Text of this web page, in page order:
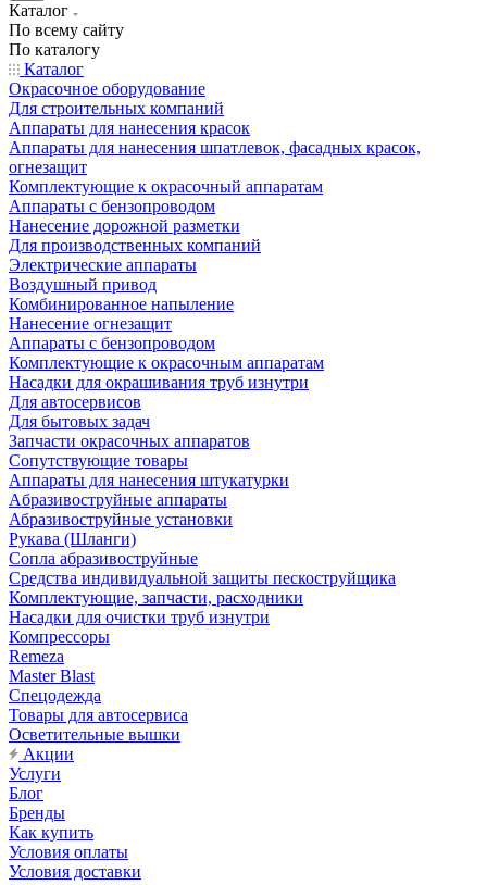
Каталог
По всему сайту
По каталогу
Каталог
Окрасочное оборудование
Для строительных компаний
Аппараты для нанесения красок
Аппараты для нанесения шпатлевок, фасадных красок,
огнезащит
Комплектующие к окрасочный аппаратам
Аппараты с бензопроводом
Нанесение дорожной разметки
Для производственных компаний
Электрические аппараты
Воздушный привод
Комбинированное напыление
Нанесение огнезащит
Аппараты с бензопроводом
Комплектующие к окрасочным аппаратам
Насадки для окрашивания труб изнутри
Для автосервисов
Для бытовых задач
Запчасти окрасочных аппаратов
Сопутствующие товары
Аппараты для нанесения штукатурки
Aбразивоструйные аппараты
Абразивоструйные установки
Рукава (Шланги)
Сопла абразивоструйные
Средства индивидуальной защиты пескоструйщика
Комплектующие, запчасти, расходники
Насадки для очистки труб изнутри
Компрессоры
Remeza
Master Blast
Спецодежда
Товары для автосервиса
Осветительные вышки
Акции
Услуги
Блог
Бренды
Как купить
Условия оплаты
Условия доставки